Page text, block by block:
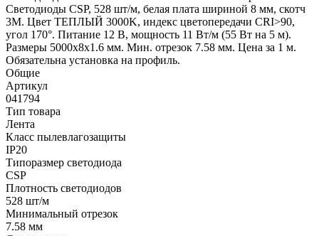
Светодиоды CSP, 528 шт/м, белая плата шириной 8 мм, скотч
3M. Цвет ТЕПЛЫЙ 3000K, индекс цветопередачи CRI>90,
угол 170°. Питание 12 В, мощность 11 Вт/м (55 Вт на 5 м).
Размеры 5000х8х1.6 мм. Мин. отрезок 7.58 мм. Цена за 1 м.
Обязательна установка на профиль.
Общие
Артикул
041794
Тип товара
Лента
Класс пылевлагозащиты
IP20
Типоразмер светодиода
CSP
Плотность светодиодов
528 шт/м
Минимальный отрезок
7.58 мм